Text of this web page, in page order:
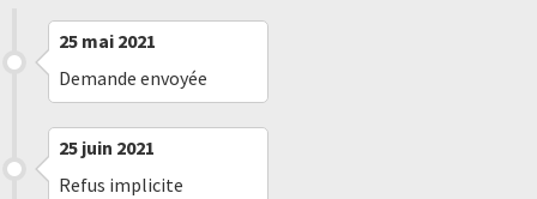
25 mai 2021
Demande envoyée
25 juin 2021
Refus implicite